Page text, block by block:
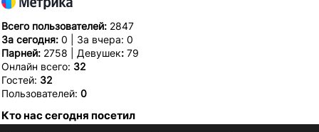
Всего пользователей: 2847
За сегодня: 0 | За вчера: 0
Парней: 2758 | Девушек: 79
Онлайн всего: 32
Гостей: 32
Пользователей: 0
Кто нас сегодня посетил